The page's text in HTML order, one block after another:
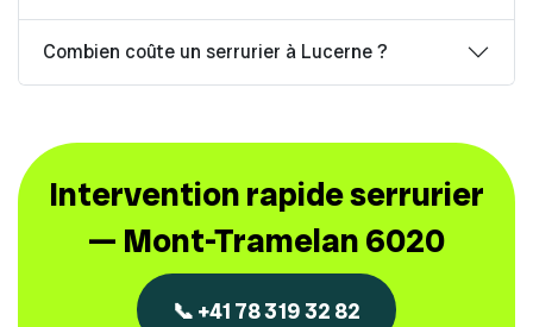
Combien coûte un serrurier à Lucerne ?
Intervention rapide serrurier
— Mont-Tramelan 6020
📞 +41 78 319 32 82